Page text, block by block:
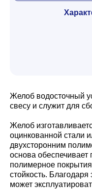
Желоб водосточный
свесу и служит для
Желоб
оцинкованной стали
двухсторонним
основа обеспечивает
полимерное
стойкость.
может